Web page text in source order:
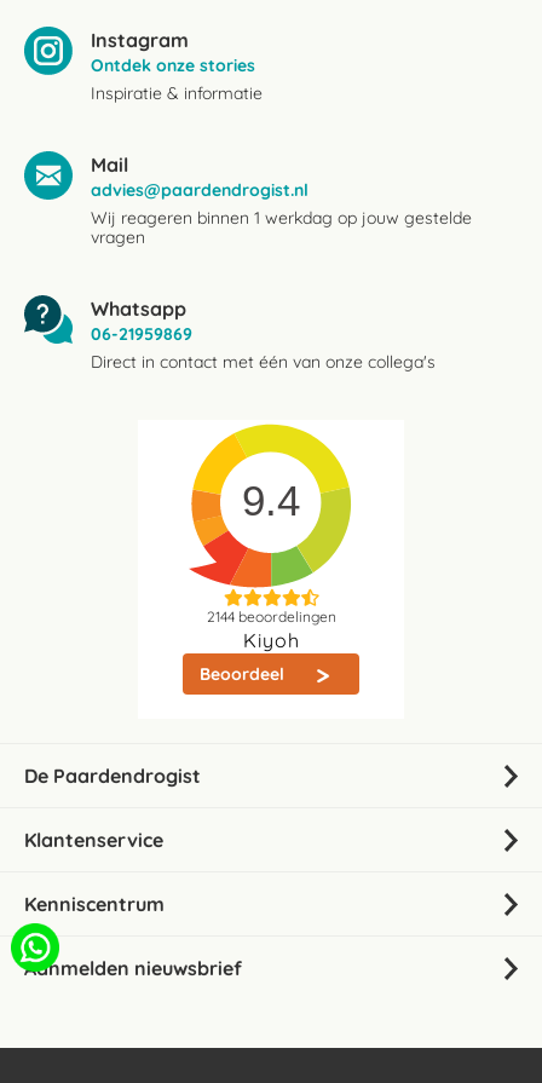
Instagram
Ontdek onze stories
Inspiratie & informatie
Mail
advies@paardendrogist.nl
Wij reageren binnen 1 werkdag op jouw gestelde
vragen
Whatsapp
06-21959869
Direct in contact met één van onze collega's
9.4
2144beoordelingen
Kiyoh
Beoordeel
De Paardendrogist
Klantenservice
Kenniscentrum
Aanmelden nieuwsbrief